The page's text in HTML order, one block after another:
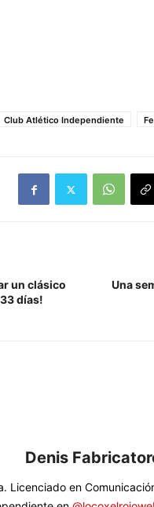
Club Atlético Independiente
un clásico
días!
Una
Denis
Licenciado en